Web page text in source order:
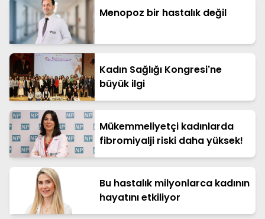
Menopoz bir hastalık değil
Kadın Sağlığı Kongresi'ne
büyük ilgi
Mükemmeliyetçi kadınlarda
fibromiyalji riski daha yüksek!
Bu hastalık milyonlarca kadının
hayatını etkiliyor